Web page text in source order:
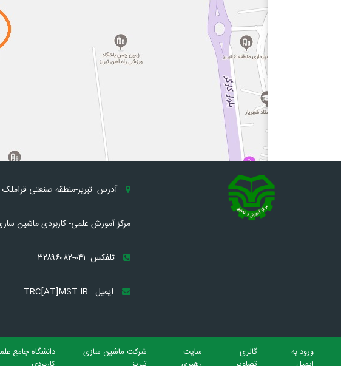
آدرس: تبریز-منطقه صنعتی قراملک
مرکز آموزش علمی- کاربردی ماشین
تلفکس: ۰۴۱-۳۲۸۹۶۰۸۲
ایمیل : TRC[AT]MST.IR
ورود به
گالری
سایت
شرکت ماشین سازی
دانشگاه جامع